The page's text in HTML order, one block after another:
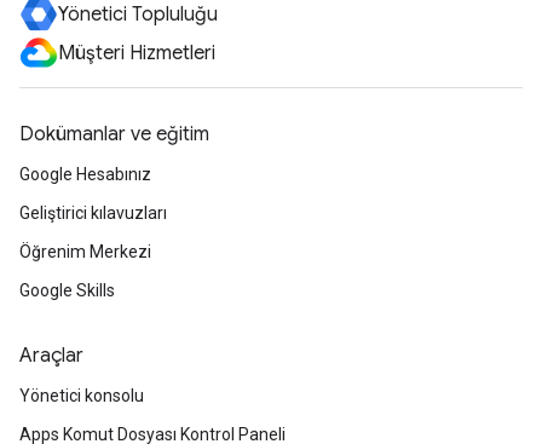
Yönetici Topluluğu
Müşteri Hizmetleri
Dokümanlar ve eğitim
Google Hesabınız
Geliştirici kılavuzları
Öğrenim Merkezi
Google Skills
Araçlar
Yönetici konsolu
Apps Komut Dosyası Kontrol Paneli